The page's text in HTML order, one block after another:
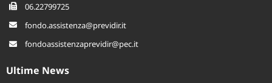
06.22799725
fondo.assistenza@previdir.it
fondoassistenzaprevidir@pec.it
Ultime News